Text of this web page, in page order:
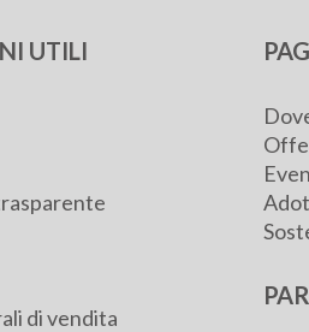
UTILI
di vendita